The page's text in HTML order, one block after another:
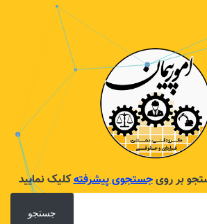
بر رویجستجوی پیشرفتهکلیک نمایید
جستجو